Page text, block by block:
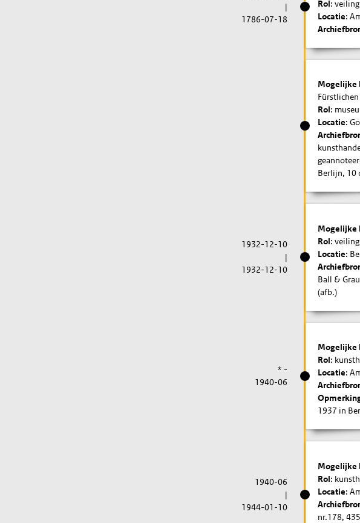
|
1786-07-18
Rol: veiling
Locatie:
Mogelijke
Rol:
Locatie:
Berlijn, 10
1932-12-10
|
1932-12-10
Mogelijke
Rol: veiling
Locatie:
Ball &
(afb.)
* -
1940-06
Mogelijke
Rol:
Locatie:
1937 in
1940-06
|
1944-01-10
Mogelijke
Rol:
Locatie:
nr.178,